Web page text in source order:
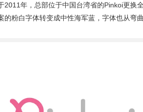
2011年，总部位于中国台湾省的Pinkoi更换
的粉白字体转变成中性海军蓝，字体也从弯